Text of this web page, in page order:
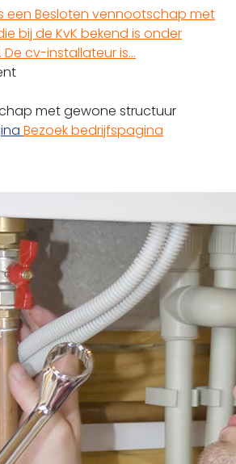
is een Besloten vennootschap met
bij de KvK bekend is onder
cv-installateur is…
met gewone structuur
Bezoek bedrijfspagina